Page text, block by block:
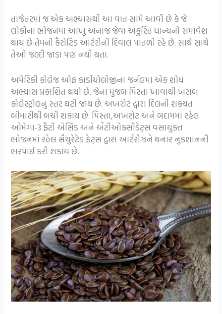
તાજેતરમાં જ એક અભ્યાસથી આ વાત સામે આવી છે કે જે
લોકોના ભોજનમાં આખુ અનાજ જેવા અંકુરિત ધાન્યનો સમાવેશ
થાય છે તેમની કૈરોટિડ આર્ટરીની દિવાલ પાતળી રહે છે. સાથે સાથે
તેઓ જલ્દી જાડા પણ નથી થતા.
અમેરિકી કોલેજ ઓફ કાર્ડોયોલોજીના જર્નલમાં એક શોધ
અભ્યાસ પ્રકાશિત થયો છે. જેના મુજબ પિસ્તા ખાવાથી ખરાબ
કોલેસ્ટ્રોલનુ સ્તર ઘટી જાય છે. અખરોટ દ્વારા દિલની શક્યત
બીમારીથી બચી શકાય છે. પિસ્તા,અખરોટ અને બદામમાં રહેલ
ઓમેગા-3 ફૈટી એસિડ અને એંટીઓક્સીડેટ્સ વસાયુક્ત
ભોજનમાં રહેલ સૈચુરેટેડ ફેટ્સ દ્વારા આર્ટરીઝને થનાર નુકશાનની
ભરપાઈ કરી શકાય છે.